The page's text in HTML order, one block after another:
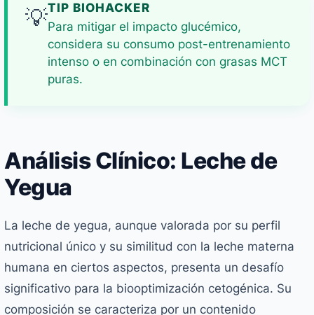
💡TIP BIOHACKER
Para mitigar el impacto glucémico,
considera su consumo post-entrenamiento
intenso o en combinación con grasas MCT
puras.
Análisis Clínico: Leche de
Yegua
La leche de yegua, aunque valorada por su perfil
nutricional único y su similitud con la leche materna
humana en ciertos aspectos, presenta un desafío
significativo para la biooptimización cetogénica. Su
composición se caracteriza por un contenido